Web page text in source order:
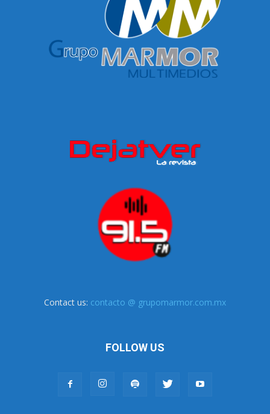
Contact us: contacto @ grupomarmor.com.mx
FOLLOW US